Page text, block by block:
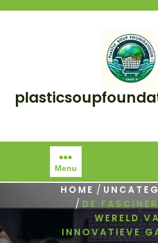
Menu
HOME /
/ DE
WERELD
INNOVATIEVE